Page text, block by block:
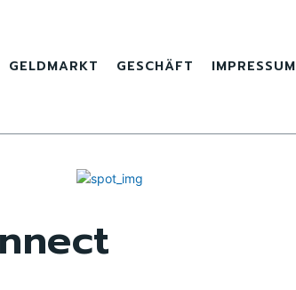
GELDMARKT GESCHÄFT IMPRESSUM